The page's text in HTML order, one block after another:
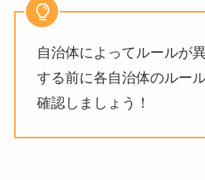
自治体によってルールが
する前に各自治体のルー
確認しましょう！